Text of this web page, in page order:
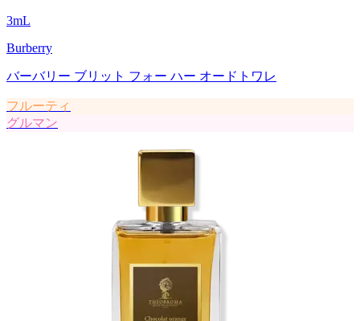
3mL
Burberry
バーバリー ブリット フォー ハー オードトワレ
フルーティ
グルマン